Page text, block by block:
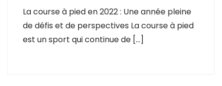
La course à pied en 2022 : Une année pleine
de défis et de perspectives La course à pied
est un sport qui continue de […]